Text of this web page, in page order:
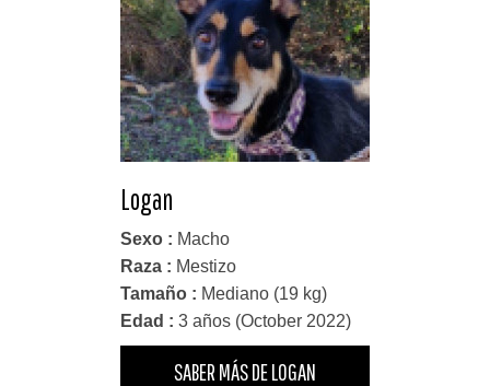
Logan
Sexo : Macho
Raza : Mestizo
Tamaño : Mediano (19 kg)
Edad : 3 años (October 2022)
SABER MÁS DE LOGAN